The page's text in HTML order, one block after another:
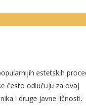
estetskih
često odlučuju za ovaj
i druge javne ličnosti.